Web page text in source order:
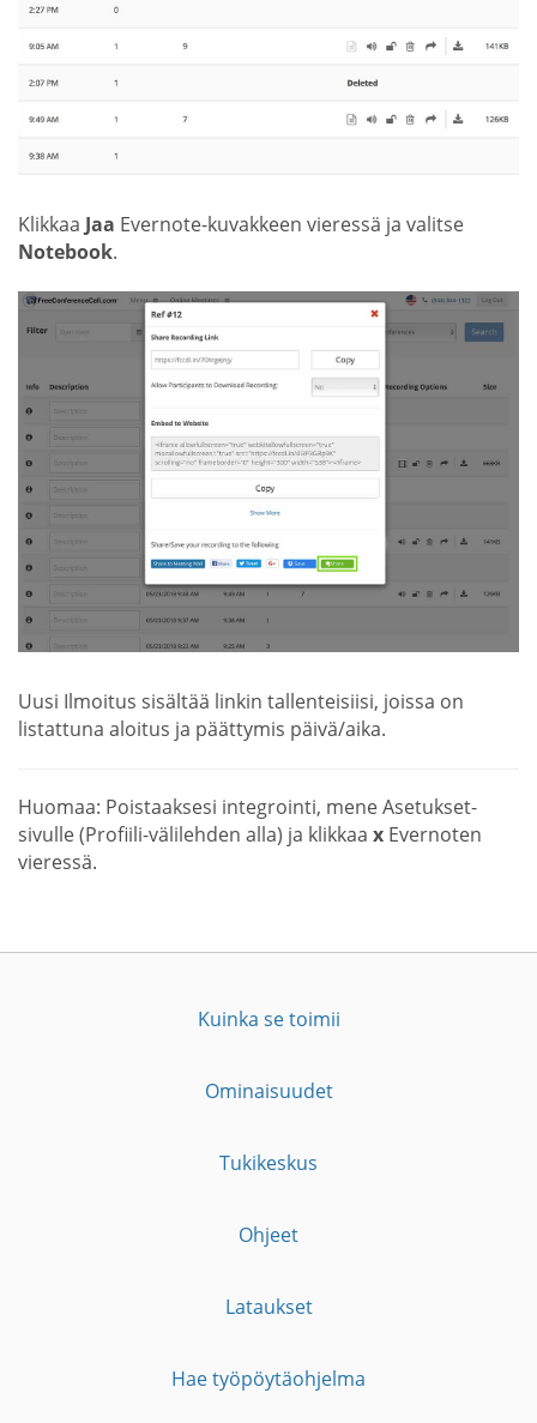
Klikkaa Jaa Evernote-kuvakkeen vieressä ja valitse
Notebook.
Uusi Ilmoitus sisältää linkin tallenteisiisi, joissa on
listattuna aloitus ja päättymis päivä/aika.
Huomaa: Poistaaksesi integrointi, mene Asetukset-
sivulle (Profiili-välilehden alla) ja klikkaa x Evernoten
vieressä.
Kuinka se toimii
Ominaisuudet
Tukikeskus
Ohjeet
Lataukset
Hae työpöytäohjelma